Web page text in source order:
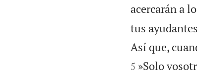
acercarán a
tus
Así que,
5 »Solo